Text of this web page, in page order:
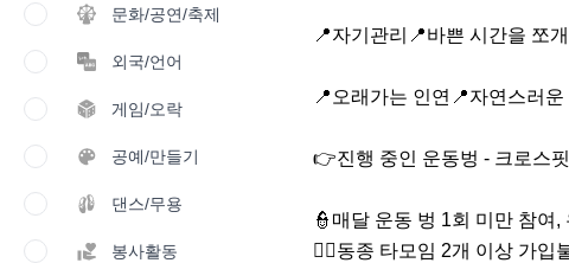
문화/공연/축제
외국/언어
게임/오락
공예/만들기
댄스/무용
봉사활동
📍자기관리📍바쁜 시간을 쪼
📍오래가는 인연📍자연스러
👉진행 중인 운동벙 - 크로스
👮매달 운동 벙 1회 미만 참여,
👮‍♀동종 타모임 2개 이상 가입